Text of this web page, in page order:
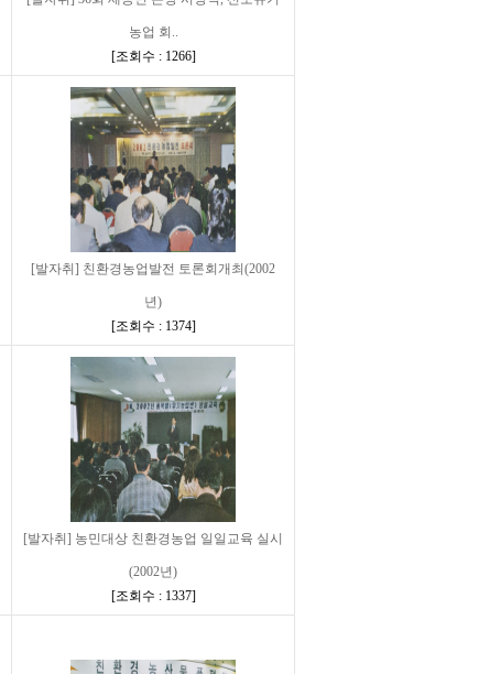
농업 회..
[조회수 : 1266]
[발자취] 친환경농업발전 토론회개최(2002
년)
[조회수 : 1374]
[발자취] 농민대상 친환경농업 일일교육 실시
(2002년)
[조회수 : 1337]